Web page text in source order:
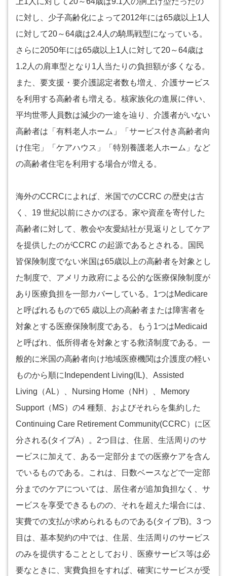
に対し、少子高齢化によって2012年には65歳以上1人
に対して20～64歳は2.4人の騎馬戦型になっている。
さらに2050年には65歳以上1人に対して20～64歳は
1.2人の肩車型となり1人当たりの負担額が多くなる。
また、要支援・要介護認定者数も増え、介護サービス
を利用する高齢者も増える。核家族化の進展に伴い、
平均世帯人員数は減少の一途を辿り、介護者がいない
高齢者は「有料老人ホーム」「サービス付き高齢者向
け住宅」「ケアハウス」「特別養護老人ホーム」など
の高齢者住宅を利用する場合が増える。
海外のCCRCによれば、米国でのCCRC の歴史は古
く、19 世紀以前にさかのぼる。家や資産を寄付した
高齢者に対して、教会や友愛結社が見返りとしてケア
を提供したのがCCRC の起源であるとされる。国民
皆保険制度でない米国は65歳以上の高齢者を対象とし
た制度で、アメリカ政府による公的な医療保険制度が
あり医療負担を一部カバーしている。1つはMedicare
と呼ばれるもので65 歳以上の高齢者または障害者を
対象とする医療保険制度である。もう1つはMedicaid
と呼ばれ、低所得者を対象とする救済制度である。一
般的に米国の高齢者向け地域医療機関は介護度の軽い
ものから順にIndependent Living(IL)、Assisted
Living（AL）、Nursing Home（NH）、Memory
Support（MS）の4 種類、およびそれらを集約した
Continuing Care Retirement Community(CCRC）に区
分される(タイプA）。2つ目は、住居、生活周りのサ
ービスに加えて、ある一定部分までの医療ケアを含ん
でいるものである。これは、日数ベースなどで一定部
分までのケアについては、居住者が追加負担なく、サ
ービスを享受できるものの、それを超えた場合には、
実費での支払が求められるものである(タイプB)。3 つ
目は、基本契約の中では、住居、生活周りのサービス
のみを提供することとしており、医療サービス等は必
要なときに、実費負担をすれば、確実にサービスが受